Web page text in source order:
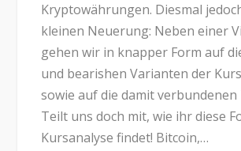
Kryptowährungen. Diesmal
kleinen Neuerung: Neben einer
gehen wir in knapper Form auf
und bearishen Varianten der
sowie auf die damit verbundenen
Teilt uns doch mit, wie ihr diese
Kursanalyse findet! Bitcoin,…